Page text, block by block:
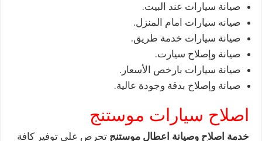
صيانة سيارات عند البيت.
صيانه سيارات امام المنزل.
صيانة سيارات خدمة طريق.
صيانة وإصلاح سيارت.
صيانة سيارات بارخص الأسعار.
صيانة وإصلاح بدقة وجودة عالية.
اصلاح سيارات موستنج
خدمة اصلاح وصيانة اعطال موستنج تحرص على توفير كافة